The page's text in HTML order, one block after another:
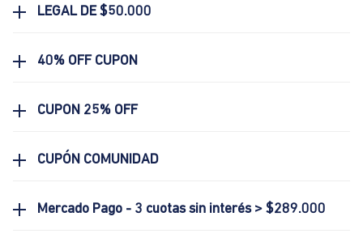
LEGAL DE $50.000
40% OFF CUPON
CUPON 25% OFF
CUPÓN COMUNIDAD
Mercado Pago - 3 cuotas sin interés > $289.000